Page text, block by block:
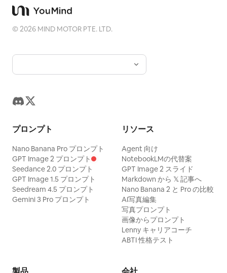
©2026 MIND MOTOR PTE. LTD.
プロンプト
Nano Banana Pro プロンプト
GPT Image 2 プロンプト
Seedance 2.0 プロンプト
GPT Image 1.5 プロンプト
Seedream 4.5 プロンプト
Gemini 3 Pro プロンプト
リソース
Agent 向け
NotebookLMの代替案
GPT Image 2 スライド
Markdown から 𝕏 記事へ
Nano Banana 2 と Pro の比較
AI写真編集
写真プロンプト
画像からプロンプト
Lenny キャリアコーチ
ABTI 性格テスト